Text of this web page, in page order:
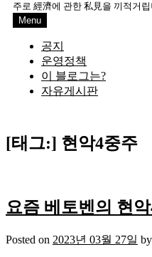
주로 經濟에 관한 私見을 끼적거
Menu
공지
운영정책
이 블로그는?
자유게시판
[태그:] 현악4중주
요즘 베토벤의 현
Posted on 2023년 03월 27일 by